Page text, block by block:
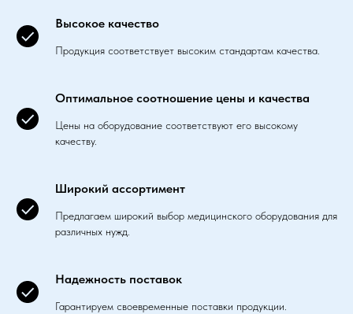
Высокое качество
Продукция соответствует высоким стандартам качества.
Оптимальное соотношение цены и качества
Цены на оборудование соответствуют его высокому
качеству.
Широкий ассортимент
Предлагаем широкий выбор медицинского оборудования для
различных нужд.
Надежность поставок
Гарантируем своевременные поставки продукции.